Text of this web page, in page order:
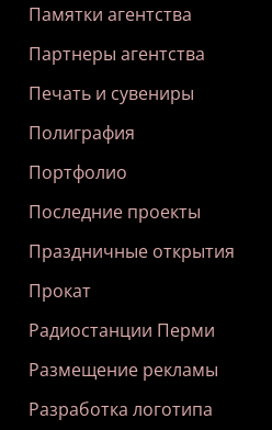
Памятки агентства
Партнеры агентства
Печать и сувениры
Полиграфия
Портфолио
Последние проекты
Праздничные открытия
Прокат
Радиостанции Перми
Размещение рекламы
Разработка логотипа